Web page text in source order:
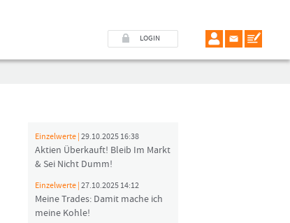
LOGIN
Einzelwerte | 29.10.2025 16:38
Aktien Überkauft! Bleib Im Markt
& Sei Nicht Dumm!
Einzelwerte | 27.10.2025 14:12
Meine Trades: Damit mache ich
meine Kohle!